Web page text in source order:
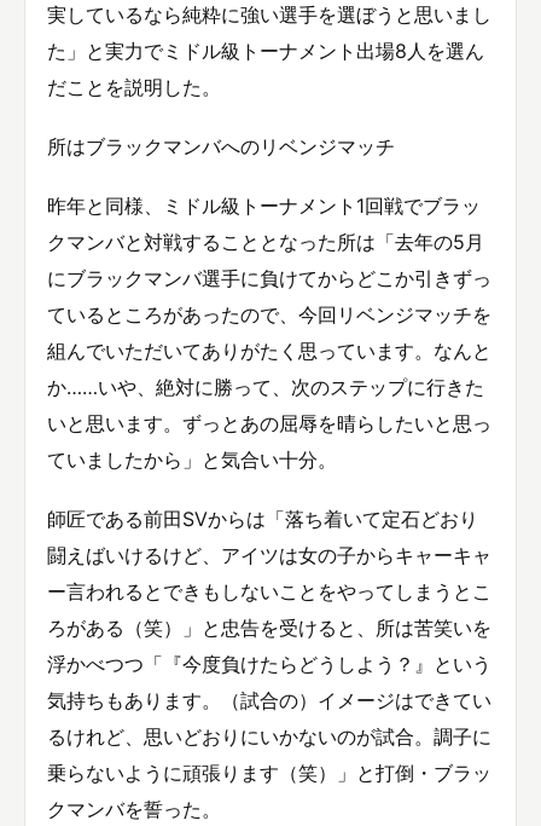
実しているなら純粋に強い選手を選ぼうと思いまし
た」と実力でミドル級トーナメント出場8人を選ん
だことを説明した。
所はブラックマンバへのリベンジマッチ
昨年と同様、ミドル級トーナメント1回戦でブラッ
クマンバと対戦することとなった所は「去年の5月
にブラックマンバ選手に負けてからどこか引きずっ
ているところがあったので、今回リベンジマッチを
組んでいただいてありがたく思っています。なんと
か……いや、絶対に勝って、次のステップに行きた
いと思います。ずっとあの屈辱を晴らしたいと思っ
ていましたから」と気合い十分。
師匠である前田SVからは「落ち着いて定石どおり
闘えばいけるけど、アイツは女の子からキャーキャ
ー言われるとできもしないことをやってしまうとこ
ろがある（笑）」と忠告を受けると、所は苦笑いを
浮かべつつ「『今度負けたらどうしよう？』という
気持ちもあります。（試合の）イメージはできてい
るけれど、思いどおりにいかないのが試合。調子に
乗らないように頑張ります（笑）」と打倒・ブラッ
クマンバを誓った。